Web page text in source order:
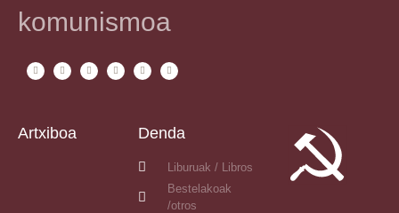
komunismoa
Artxiboa Denda
Liburuak / Libros
Bestelakoak
/otros